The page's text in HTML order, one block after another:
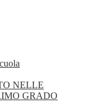
NELLE
GRADO